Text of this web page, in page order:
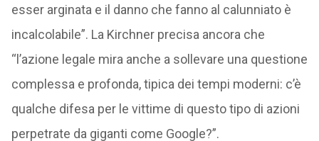
esser arginata e il danno che fanno al calunniato è
incalcolabile”. La Kirchner precisa ancora che
“l’azione legale mira anche a sollevare una questione
complessa e profonda, tipica dei tempi moderni: c’è
qualche difesa per le vittime di questo tipo di azioni
perpetrate da giganti come Google?”.